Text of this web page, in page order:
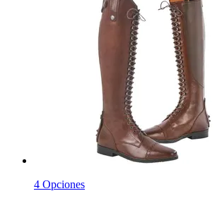
4 Opciones